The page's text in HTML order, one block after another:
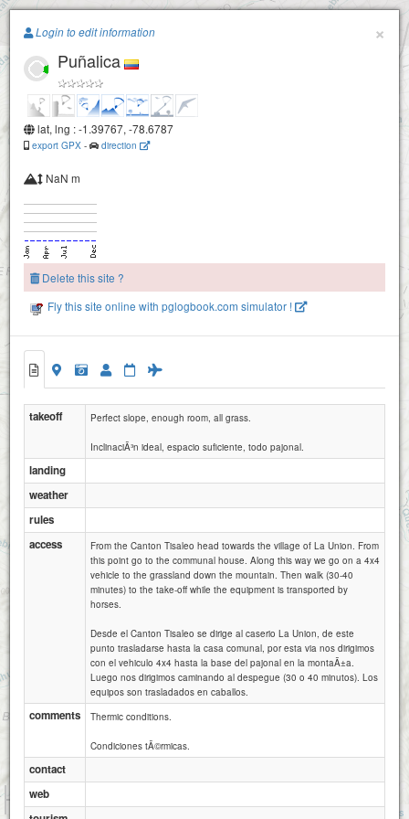
Paragliding.Earth
El Tablon
+
1 km
1 mi
Attributions
×
Login to edit information
Puñalica
lat, lng : -1.39767, -78.6787
export GPX - direction
NaN m
Delete this site ?
Fly this site online with pglogbook.com simulator !
takeoff Perfect slope, enough room, all grass.
InclinaciÃ³n ideal, espacio suficiente, todo pajonal.
landing
weather
rules
access
From the Canton Tisaleo head towards the village of La Union. From
this point go to the communal house. Along this way we go on a 4x4
vehicle to the grassland down the mountain. Then walk (30-40
minutes) to the take-off while the equipment is transported by
horses.
Desde el Canton Tisaleo se dirige al caserio La Union, de este
punto trasladarse hasta la casa comunal, por esta via nos dirigimos
con el vehiculo 4x4 hasta la base del pajonal en la montaÃ±a.
Luego nos dirigimos caminando al despegue (30 o 40 minutos). Los
equipos son trasladados en caballos.
comments Thermic conditions.
Condiciones tÃ©rmicas.
contact
web